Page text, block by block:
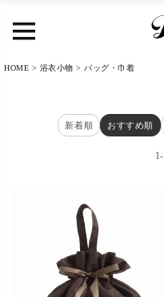
HOME 浴衣小物 バッグ・巾着
新着順 おすすめ順
1-